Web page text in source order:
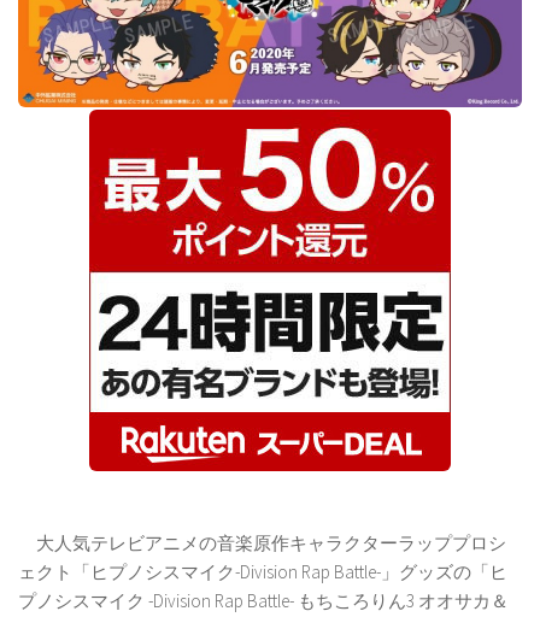
大人気テレビアニメの音楽原作キャラクターラッププロシ
ェクト「ヒプノシスマイク-Division Rap Battle-」グッズの「ヒ
プノシスマイク -Division Rap Battle- もちころりん3 オオサカ＆